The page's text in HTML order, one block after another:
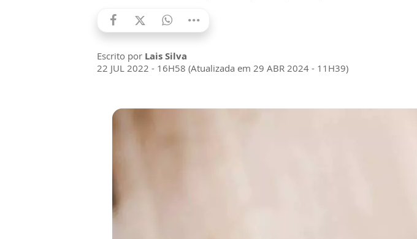
Escrito por Lais Silva
22 JUL 2022 - 16H58 (Atualizada em 29 ABR 2024 - 11H39)